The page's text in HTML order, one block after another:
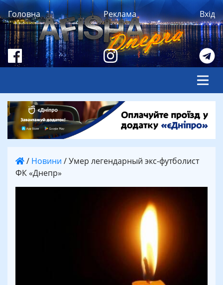
Головна Реклама Вхід
/ Новини /Умер легендарный экс-футболист
ФК «Днепр»